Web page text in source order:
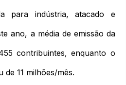
para indústria, atacado e
ano, a média de emissão da
contribuintes, enquanto o
de 11 milhões/mês.